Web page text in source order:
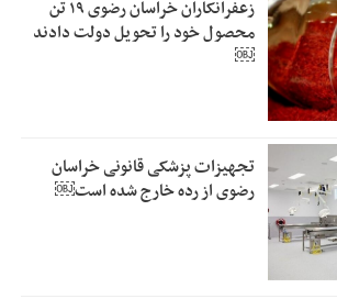
زعفرانکاران خراسان رضوی ۱۹ تن
محصول خود را تحویل دولت دادند
￼
تجهیزات پزشکی قانونی خراسان
رضوی از رده خارج شده است￼